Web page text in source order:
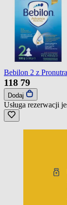
Bebilon 2 z
118 79
Dodaj
Usługa rezerwacji